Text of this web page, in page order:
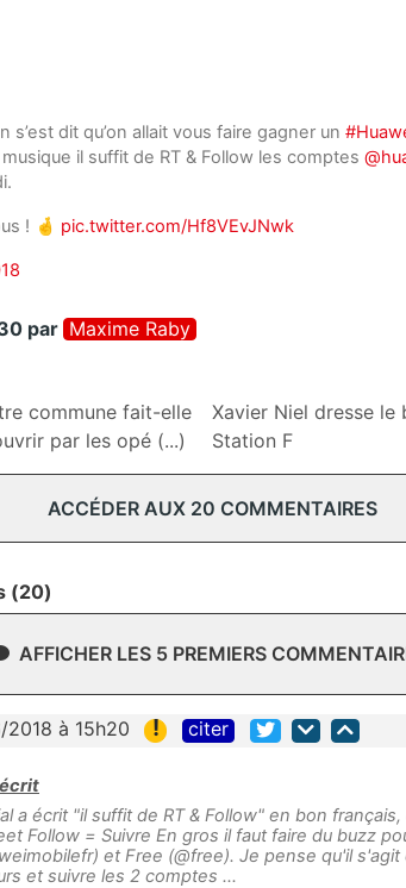
s’est dit qu’on allait vous faire gagner un
il suffit de RT & Follow les comptes
! 🤞 pic.twitter.com/Hf8VEvJNwk
par Maxime Raby
commune fait-elle
par les opé (...)
Xavier Niel dresse le
Station F
ACCÉDER AUX 20 COMMENTAIRES
(20)
AFFICHER LES 5 PREMIERS
à 15h20 ! citer
a écrit "il suffit de RT & Follow" en bon
Follow = Suivre En gros il faut faire du buzz
et Free (@free). Je pense qu'il
et suivre les 2 comptes ...